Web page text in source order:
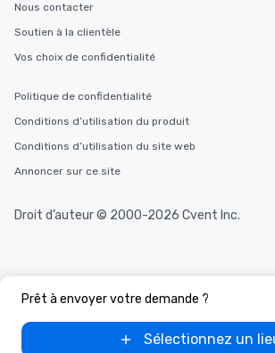
Prêt à envoyer votre demande ?
Sélectionnez un
Nous contacter
Soutien à la clientèle
Vos choix de confidentialité
Politique de confidentialité
Conditions d’utilisation du produit
Conditions d’utilisation du site web
Annoncer sur ce site
Droit d’auteur © 2000-2026 Cvent Inc.